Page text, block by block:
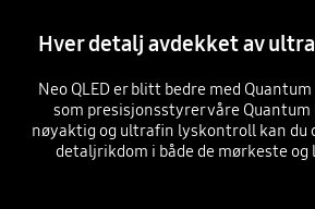
Hver detalj avdekket av
Neo QLED er blitt bedre med
som presisjonsstyrer våre Quantum
nøyaktig og ultrafin lyskontroll kan du
detaljrikdom i både de mørkeste og